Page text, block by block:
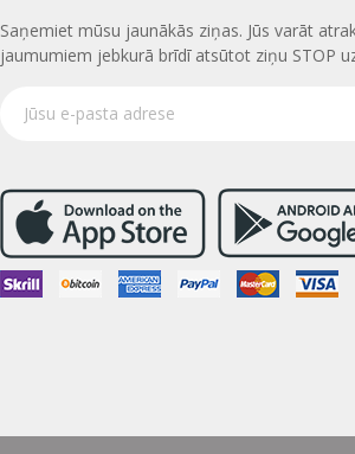
Saņemiet mūsu jaunākās ziņas. Jūs varāt
jaumumiem jebkurā brīdī atsūtot ziņu STOP